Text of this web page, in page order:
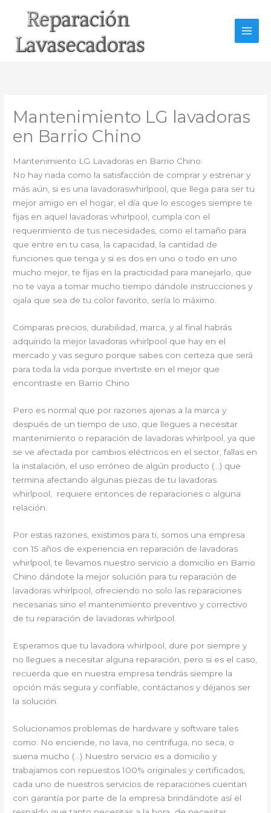
Mantenimiento LG lavadoras
en Barrio Chino
Mantenimiento LG Lavadoras en Barrio Chino:
No hay nada como la satisfacción de comprar y estrenar y
más aún, si es una lavadoraswhirlpool, que llega para ser tu
mejor amigo en el hogar, el día que lo escoges siempre te
fijas en aquel lavadoras whirlpool, cumpla con el
requerimiento de tus necesidades, como el tamaño para
que entre en tu casa, la capacidad, la cantidad de
funciones que tenga y si es dos en uno o todo en uno
mucho mejor, te fijas en la practicidad para manejarlo, que
no te vaya a tomar mucho tiempo dándole instrucciones y
ojala que sea de tu color favorito, sería lo máximo.
Comparas precios, durabilidad, marca, y al final habrás
adquirido la mejor lavadoras whirlpool que hay en el
mercado y vas seguro porque sabes con certeza que será
para toda la vida porque invertiste en el mejor que
encontraste en Barrio Chino
Pero es normal que por razones ajenas a la marca y
después de un tiempo de uso, que llegues a necesitar
mantenimiento o reparación de lavadoras whirlpool, ya que
se ve afectada por cambios eléctricos en el sector, fallas en
la instalación, el uso erróneo de algún producto (…) que
termina afectando algunas piezas de tu lavadoras
whirlpool, requiere entonces de reparaciones o alguna
relación.
Por estas razones, existimos para ti, somos una empresa
con 15 años de experiencia en reparación de lavadoras
whirlpool, te llevamos nuestro servicio a domicilio en Barrio
Chino dándote la mejor solución para tu reparación de
lavadoras whirlpool, ofreciendo no solo las reparaciones
necesarias sino el mantenimiento preventivo y correctivo
de tu reparación de lavadoras whirlpool.
Esperamos que tu lavadora whirlpool, dure por siempre y
no llegues a necesitar alguna reparación, pero si es el caso,
recuerda que en nuestra empresa tendrás siempre la
opción más segura y confiable, contáctanos y déjanos ser
la solución.
Solucionamos problemas de hardware y software tales
como: No enciende, no lava, no centrifuga, no seca, o
suena mucho (…) Nuestro servicio es a domicilio y
trabajamos con repuestos 100% originales y certificados,
cada uno de nuestros servicios de reparaciones cuentan
con garantía por parte de la empresa brindándote así el